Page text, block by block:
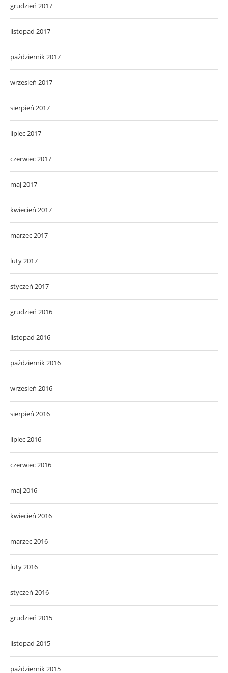
grudzień 2017
listopad 2017
październik 2017
wrzesień 2017
sierpień 2017
lipiec 2017
czerwiec 2017
maj 2017
kwiecień 2017
marzec 2017
luty 2017
styczeń 2017
grudzień 2016
listopad 2016
październik 2016
wrzesień 2016
sierpień 2016
lipiec 2016
czerwiec 2016
maj 2016
kwiecień 2016
marzec 2016
luty 2016
styczeń 2016
grudzień 2015
listopad 2015
październik 2015